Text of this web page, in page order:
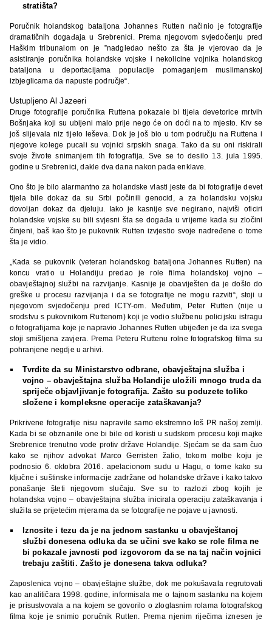
stratišta?
Poručnik holandskog bataljona Johannes Rutten načinio je fotografije
dramatičnih događaja u Srebrenici. Prema njegovom svjedočenju pred
Haškim tribunalom on je ”nadgledao nešto za šta je vjerovao da je
asistiranje poručnika holandske vojske i nekolicine vojnika holandskog
bataljona u deportacijama populacije pomaganjem muslimanskoj
izbjeglicama da napuste područje“.
Ustupljeno Al Jazeeri
Druge fotografije poručnika Ruttena pokazale bi tijela devetorice mrtvih
Bošnjaka koji su ubijeni malo prije nego će on doći na to mjesto. Krv se
još slijevala niz tijelo leševa. Dok je još bio u tom području na Ruttena i
njegove kolege pucali su vojnici srpskih snaga. Tako da su oni riskirali
svoje živote snimanjem tih fotografija. Sve se to desilo 13. jula 1995.
godine u Srebrenici, dakle dva dana nakon pada enklave.
Ono što je bilo alarmantno za holandske vlasti jeste da bi fotografije devet
tijela bile dokaz da su Srbi počinili genocid, a za holandsku vojsku
dovoljan dokaz da djeluju. Iako je kasnije sve negirano, najviši oficiri
holandske vojske su bili svjesni šta se događa u vrijeme kada su zločini
činjeni, baš kao što je pukovnik Rutten izvjestio svoje nadređene o tome
šta je vidio.
„Kada se pukovnik (veteran holandskog bataljona Johannes Rutten) na
koncu vratio u Holandiju predao je role filma holandskoj vojno –
obavještajnoj službi na razvijanje. Kasnije je obaviješten da je došlo do
greške u procesu razvijanja i da se fotografije ne mogu razviti“, stoji u
njegovom svjedočenju pred ICTY-om. Međutim, Peter Rutten (nije u
srodstvu s pukovnikom Ruttenom) koji je vodio službenu policijsku istragu
o fotografijama koje je napravio Johannes Rutten ubijeđen je da iza svega
stoji smišljena zavjera. Prema Peteru Ruttenu rolne fotografskog filma su
pohranjene negdje u arhivi.
Tvrdite da su Ministarstvo odbrane, obavještajna služba i
vojno – obavještajna služba Holandije uložili mnogo truda da
spriječe objavljivanje fotografija. Zašto su poduzete toliko
složene i kompleksne operacije zataškavanja?
Prikrivene fotografije nisu napravile samo ekstremno loš PR našoj zemlji.
Kada bi se obznanile one bi bile od koristi u sudskom procesu koji majke
Srebrenice trenutno vode protiv države Holandije. Sjećam se da sam čuo
kako se njihov advokat Marco Gerristen žalio, tokom molbe koju je
podnosio 6. oktobra 2016. apelacionom sudu u Hagu, o tome kako su
ključne i suštinske informacije zadržane od holandske države i kako takvo
ponašanje šteti njegovom slučaju. Sve su to razlozi zbog kojih je
holandska vojno – obavještajna služba inicirala operaciju zataškavanja i
služila se prijetećim mjerama da se fotografije ne pojave u javnosti.
Iznosite i tezu da je na jednom sastanku u obavještanoj
službi donesena odluka da se učini sve kako se role filma ne
bi pokazale javnosti pod izgovorom da se na taj način vojnici
trebaju zaštiti. Zašto je donesena takva odluka?
Zaposlenica vojno – obavještajne službe, dok me pokušavala regrutovati
kao analitičara 1998. godine, informisala me o tajnom sastanku na kojem
je prisustvovala a na kojem se govorilo o zloglasnim rolama fotografskog
filma koje je snimio poručnik Rutten. Prema njenim riječima iznesen je